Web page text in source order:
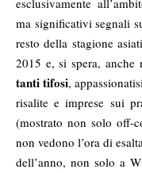
esclusivamente
ma significativi segnali
resto della stagione
2015 e, si spera,
tanti tifosi,
risalite e imprese sui
(mostrato non solo off-
non vedono l’ora di
dell’anno, non solo a